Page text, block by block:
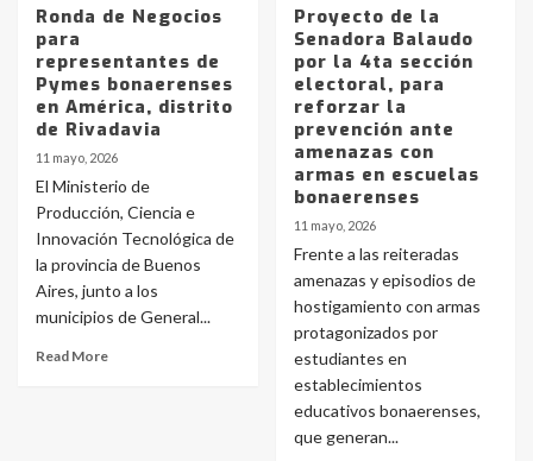
Ronda de Negocios
para
representantes de
Pymes bonaerenses
en América, distrito
de Rivadavia
11 mayo, 2026
El Ministerio de
Producción, Ciencia e
Innovación Tecnológica de
la provincia de Buenos
Aires, junto a los
municipios de General...
Read More
Proyecto de la
Senadora Balaudo
por la 4ta sección
electoral, para
reforzar la
prevención ante
amenazas con
armas en escuelas
bonaerenses
11 mayo, 2026
Frente a las reiteradas
amenazas y episodios de
hostigamiento con armas
protagonizados por
estudiantes en
establecimientos
educativos bonaerenses,
que generan...